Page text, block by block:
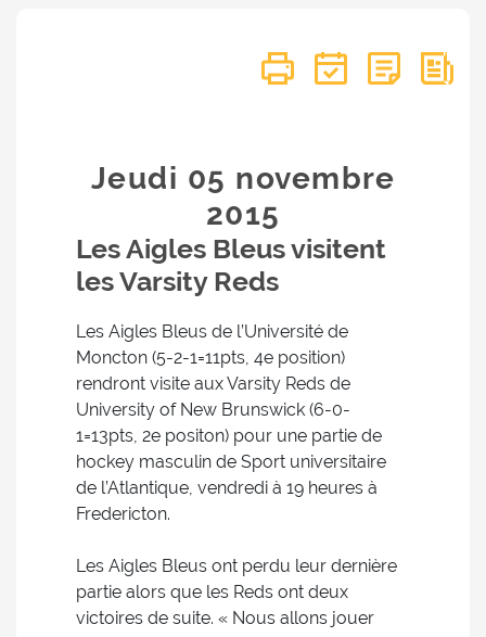
Jeudi 05 novembre
2015
Les Aigles Bleus visitent
les Varsity Reds
Les Aigles Bleus de l’Université de
Moncton (5-2-1=11pts, 4e position)
rendront visite aux Varsity Reds de
University of New Brunswick (6-0-
1=13pts, 2e positon) pour une partie de
hockey masculin de Sport universitaire
de l’Atlantique, vendredi à 19 heures à
Fredericton.
Les Aigles Bleus ont perdu leur dernière
partie alors que les Reds ont deux
victoires de suite. « Nous allons jouer